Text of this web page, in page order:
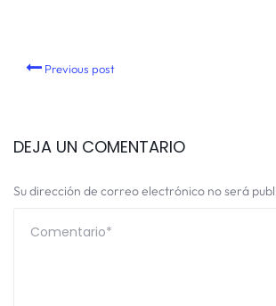
Previous post
DEJA UN COMENTARIO
Su dirección de correo electrónico no será